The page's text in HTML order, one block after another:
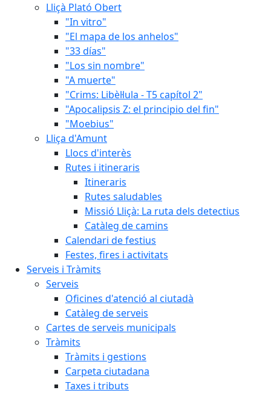
Lliçà Plató Obert
"In vitro"
"El mapa de los anhelos"
"33 días"
"Los sin nombre"
"A muerte"
"Crims: Libèl·lula - T5 capítol 2"
"Apocalipsis Z: el principio del fin"
"Moebius"
Lliça d'Amunt
Llocs d'interès
Rutes i itineraris
Itineraris
Rutes saludables
Missió Lliçà: La ruta dels detectius
Catàleg de camins
Calendari de festius
Festes, fires i activitats
Serveis i Tràmits
Serveis
Oficines d'atenció al ciutadà
Catàleg de serveis
Cartes de serveis municipals
Tràmits
Tràmits i gestions
Carpeta ciutadana
Taxes i tributs